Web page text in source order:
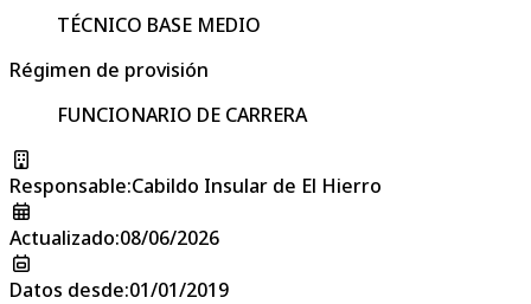
TÉCNICO BASE MEDIO
Régimen de provisión
FUNCIONARIO DE CARRERA
Responsable:Cabildo Insular de El Hierro
Actualizado:08/06/2026
Datos desde:01/01/2019